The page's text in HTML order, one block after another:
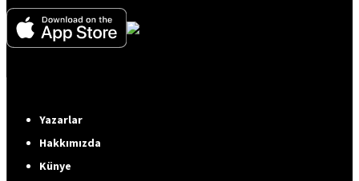
Yazarlar
Hakkımızda
Künye